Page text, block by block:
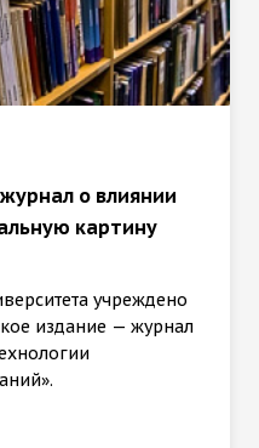
о влиянии
картину
учреждено
издание — журнал